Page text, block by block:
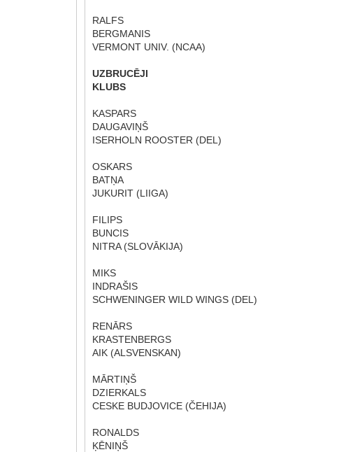
RALFS
BERGMANIS
VERMONT UNIV. (NCAA)
UZBRUCĒJI
KLUBS
KASPARS
DAUGAVIŅŠ
ISERHOLN ROOSTER (DEL)
OSKARS
BATŅA
JUKURIT (LIIGA)
FILIPS
BUNCIS
NITRA (SLOVĀKIJA)
MIKS
INDRAŠIS
SCHWENINGER WILD WINGS (DEL)
RENĀRS
KRASTENBERGS
AIK (ALSVENSKAN)
MĀRTIŅŠ
DZIERKALS
CESKE BUDJOVICE (ČEHIJA)
RONALDS
ĶĒNIŅŠ